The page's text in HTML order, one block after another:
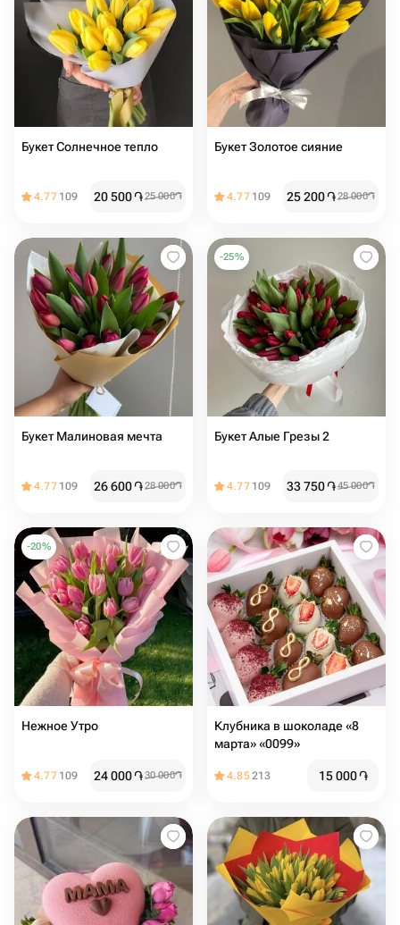
Букет Солнечное тепло
4.77 109 20 500֏25 000֏
Букет Золотое сияние
4.77 109 25 200֏28 000֏
Букет Малиновая мечта
4.77 109 26 600֏28 000֏
-25%
Букет Алые Грезы 2
4.77 109 33 750֏45 000֏
-20%
Нежное Утро
4.77 109 24 000֏30 000֏
Клубника в шоколаде «8
марта» «0099»
4.85213 15 000֏